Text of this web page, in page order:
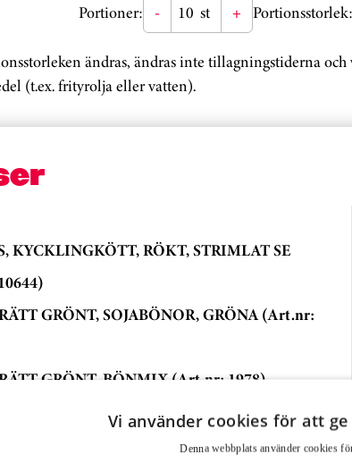
Portioner: - st + Portionsstorlek:
ändras, ändras inte tillagningstiderna
(t.ex. frityrolja eller vatten).
KYCKLINGKÖTT, RÖKT, STRIMLAT SE
GRÖNT, SOJABÖNOR, GRÖNA (Art.nr:
GRÖNT, BÖNMIX (Art.nr: 1978)
GRÖNT, BROCCOLIBUKETTER (Art.nr:
Vi använder cookies för att
Denna webbplats använder cookies